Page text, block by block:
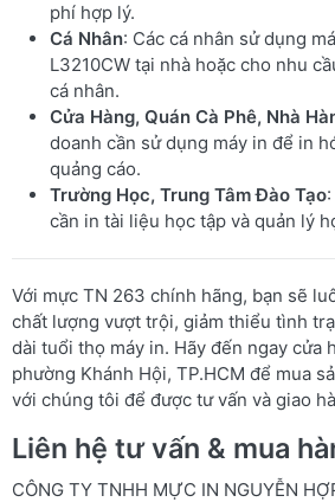
phí hợp lý.
Cá Nhân: Các cá nhân sử dụng
L3210CW tại nhà hoặc cho nhu
cá nhân.
Cửa Hàng, Quán Cà Phê, Nhà
doanh cần sử dụng máy in để in
quảng cáo.
Trường Học, Trung Tâm Đào Tạo
cần in tài liệu học tập và quản lý
Với mực TN 263 chính hãng, bạn sẽ
chất lượng vượt trội, giảm thiểu tình
dài tuổi thọ máy in. Hãy đến ngay cửa
phường Khánh Hội, TP.HCM để mua
với chúng tôi để được tư vấn và giao
Liên hệ tư vấn & mua
CÔNG TY TNHH MỰC IN NGUYỄN